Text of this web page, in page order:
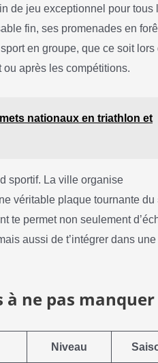
de jeu exceptionnel pour tous
fin, ses promenades en
en groupe, que ce soit lors
après les compétitions.
nationaux en triathlon et
sportif. La ville organise
véritable plaque tournante du
te permet non seulement
aussi de t’intégrer dans une
ne pas manquer
Niveau